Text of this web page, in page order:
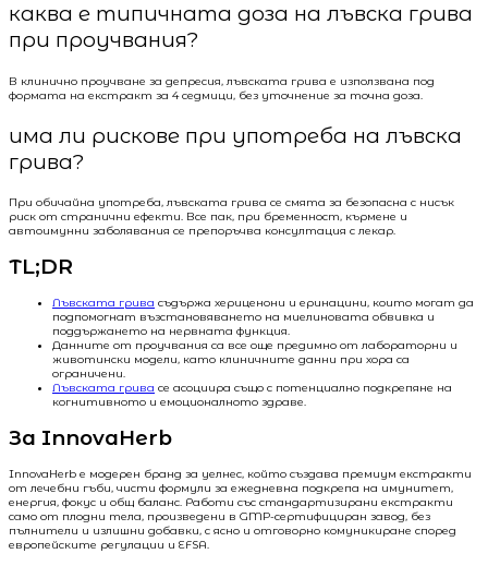
каква е типичната доза на лъвска грива
при проучвания?
В клинично проучване за депресия, лъвската грива е използвана под
формата на екстракт за 4 седмици, без уточнение за точна доза.
има ли рискове при употреба на лъвска
грива?
При обичайна употреба, лъвската грива се смята за безопасна с нисък
риск от странични ефекти. Все пак, при бременност, кърмене и
автоимунни заболявания се препоръчва консултация с лекар.
TL;DR
Лъвската грива съдържа хериценони и еринацини, които могат да
подпомогнат възстановяването на миелиновата обвивка и
поддържането на нервната функция.
Данните от проучвания са все още предимно от лабораторни и
животински модели, като клиничните данни при хора са
ограничени.
Лъвската грива се асоциира също с потенциално подкрепяне на
когнитивното и емоционалното здраве.
За InnovaHerb
InnovaHerb е модерен бранд за уелнес, който създава премиум екстракти
от лечебни гъби, чисти формули за ежедневна подкрепа на имунитет,
енергия, фокус и общ баланс. Работи със стандартизирани екстракти
само от плодни тела, произведени в GMP-сертифициран завод, без
пълнители и излишни добавки, с ясно и отговорно комуникиране според
европейските регулации и EFSA.